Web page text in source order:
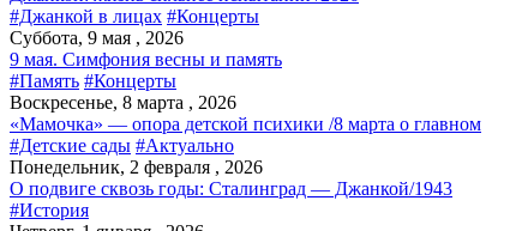
#Джанкой в лицах #Концерты
Суббота, 9 мая , 2026
9 мая. Симфония весны и память
#Память #Концерты
Воскресенье, 8 марта , 2026
«Мамочка» — опора детской психики /8 марта о главном
#Детские сады #Актуально
Понедельник, 2 февраля , 2026
О подвиге сквозь годы: Сталинград — Джанкой/1943
#История